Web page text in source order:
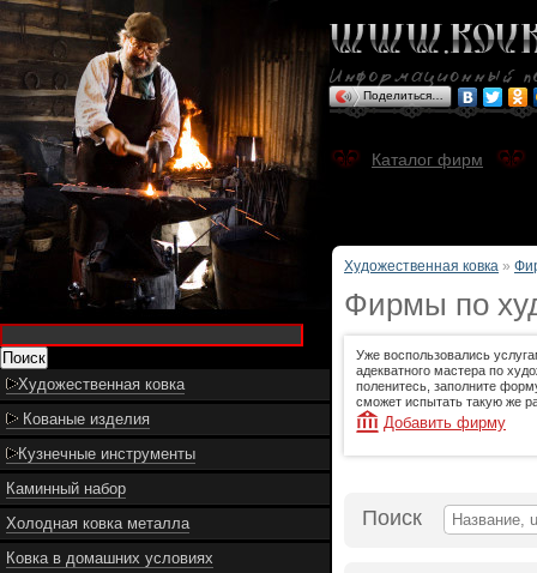
Художественная ковка
Кованые изделия
Кузнечные инструменты
Каминный набор
Холодная ковка металла
Ковка в домашних условиях
Поделиться…
Каталог фирм
Художественная ковка »
Фирмы по
Уже воспользовались
адекватного мастера по
поленитесь, заполните
сможет испытать такую же
Добавить фирму
Поиск